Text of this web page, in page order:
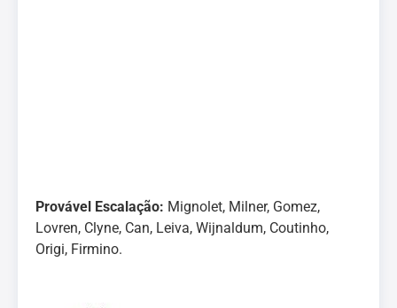
Provável Escalação: Mignolet, Milner, Gomez,
Lovren, Clyne, Can, Leiva, Wijnaldum, Coutinho,
Origi, Firmino.